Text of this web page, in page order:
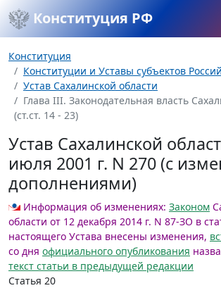
Конституция РФ
Конституция
Конституции и Уставы субъектов
Устав Сахалинской области
Глава III. Законодательная власть
(ст.ст. 14 - 23)
Устав Сахалинской
июля 2001 г. N 270 (с
дополнениями)
Информация об изменениях: Законом
области от 12 декабря 2014 г. N 87-ЗО в
настоящего Устава внесены изменения,
со дня официального опубликования
текст статьи в предыдущей редакции
Статья 20